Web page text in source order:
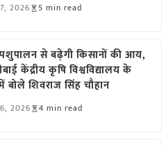
2026 5 min read
पशुपालन से बढ़ेगी किसानों की आय,
केंद्रीय कृषि विश्वविद्यालय के
बोले शिवराज सिंह चौहान
2026 4 min read